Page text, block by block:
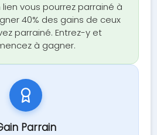
lien vous pourrez parrainé à
40% des gains de ceux
parrainé. Entrez-y et
à gagner.
Parrain